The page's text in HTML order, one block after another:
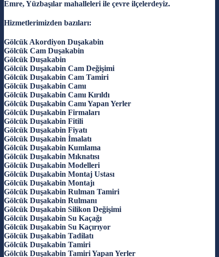
Emre, Yüzbaşılar mahalleleri ile çevre ilçelerdeyiz.
Hizmetlerimizden bazıları:
Gölcük Akordiyon Duşakabin
Gölcük Cam Duşakabin
Gölcük Duşakabin
Gölcük Duşakabin Cam Değişimi
Gölcük Duşakabin Cam Tamiri
Gölcük Duşakabin Camı
Gölcük Duşakabin Camı Kırıldı
Gölcük Duşakabin Camı Yapan Yerler
Gölcük Duşakabin Firmaları
Gölcük Duşakabin Fitili
Gölcük Duşakabin Fiyatı
Gölcük Duşakabin İmalatı
Gölcük Duşakabin Kumlama
Gölcük Duşakabin Mıknatısı
Gölcük Duşakabin Modelleri
Gölcük Duşakabin Montaj Ustası
Gölcük Duşakabin Montajı
Gölcük Duşakabin Rulman Tamiri
Gölcük Duşakabin Rulmanı
Gölcük Duşakabin Silikon Değişimi
Gölcük Duşakabin Su Kaçağı
Gölcük Duşakabin Su Kaçırıyor
Gölcük Duşakabin Tadilatı
Gölcük Duşakabin Tamiri
Gölcük Duşakabin Tamiri Yapan Yerler